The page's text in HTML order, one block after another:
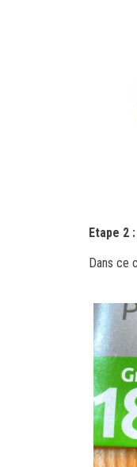
Etape 2
Dans ce